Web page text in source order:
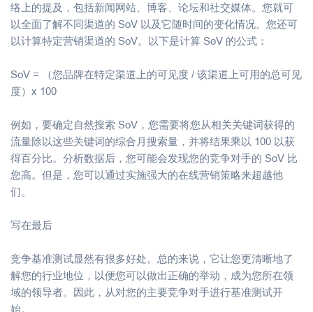
络上的提及，包括新闻网站、博客、论坛和社交媒体。您就可
以全面了解不同渠道的 SoV 以及它随时间的变化情况。您还可
以计算特定营销渠道的 SoV。以下是计算 SoV 的公式：
SoV = （您品牌在特定渠道上的可见度 / 该渠道上可用的总可见
度）x 100
例如，要确定自然搜索 SoV，您需要将您从相关关键词获得的
流量除以这些关键词的综合月搜索量，并将结果乘以 100 以获
得百分比。分析数据后，您可能会发现您的竞争对手的 SoV 比
您高。但是，您可以通过实施强大的在线营销策略来超越他
们。
写在最后
竞争基准测试显然有很多好处。总的来说，它让您更清晰地了
解您的行业地位，以便您可以做出正确的举动，成为您所在领
域的领导者。因此，从对您的主要竞争对手进行基准测试开
始。